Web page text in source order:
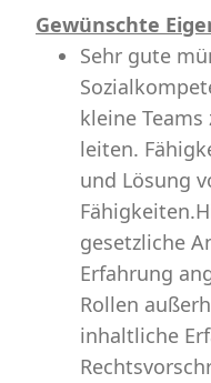
Gewünschte
Sehr gute
kleine
leiten.
und Lösung
gesetzliche
Erfahrung
Rollen
inhaltliche